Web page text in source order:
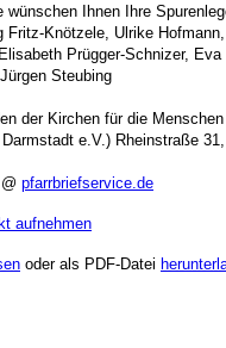
wünschen Ihnen Ihre
Fritz-Knötzele, Ulrike
Prügger-Schnizer, Eva
Steubing
der Kirchen für die
e.V.) Rheinstraße
pfarrbriefservice.de
aufnehmen
oder als PDF-Datei